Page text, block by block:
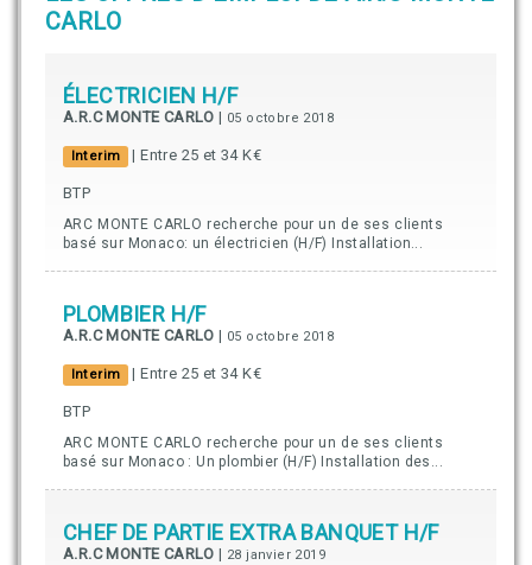
CARLO
ÉLECTRICIEN H/F
A.R.C MONTE CARLO | 05 octobre 2018
Interim | Entre 25 et 34 K€
BTP
ARC MONTE CARLO recherche pour un de ses clients
basé sur Monaco: un électricien (H/F) Installation...
PLOMBIER H/F
A.R.C MONTE CARLO | 05 octobre 2018
Interim | Entre 25 et 34 K€
BTP
ARC MONTE CARLO recherche pour un de ses clients
basé sur Monaco : Un plombier (H/F) Installation des...
CHEF DE PARTIE EXTRA BANQUET H/F
A.R.C MONTE CARLO | 28 janvier 2019